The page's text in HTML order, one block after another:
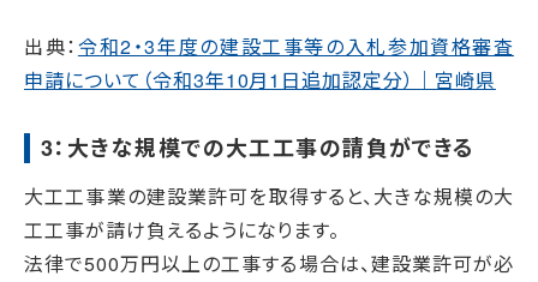
出典：令和2・3年度の建設工事等の入札参加資格審査
申請について（令和3年10月1日追加認定分）｜宮崎県
3：大きな規模での大工工事の請負ができる
大工工事業の建設業許可を取得すると、大きな規模の大
工工事が請け負えるようになります。
法律で500万円以上の工事する場合は、建設業許可が必